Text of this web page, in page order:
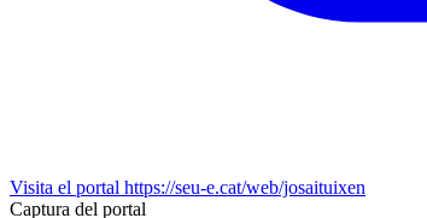
Visita el portal https://seu-e.cat/web/josaituixen
Captura del portal